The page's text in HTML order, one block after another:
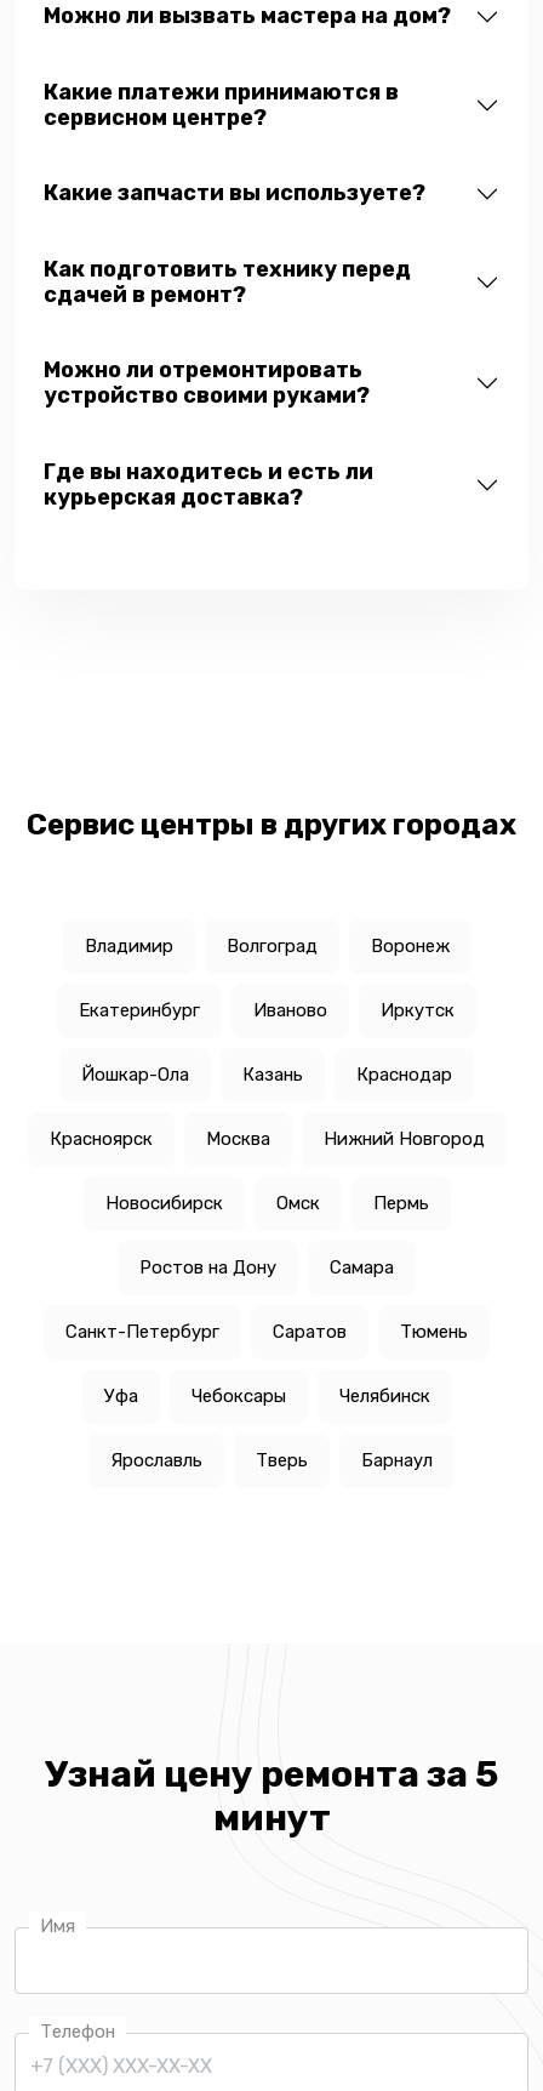
Можно ли вызвать мастера на дом?
Какие платежи принимаются в
сервисном центре?
Какие запчасти вы используете?
Как подготовить технику перед
сдачей в ремонт?
Можно ли отремонтировать
устройство своими руками?
Где вы находитесь и есть ли
курьерская доставка?
Сервис центры в других городах
Владимир Волгоград Воронеж
Екатеринбург Иваново Иркутск
Йошкар-Ола Казань Краснодар
Красноярск Москва Нижний Новгород
Новосибирск Омск Пермь
Ростов на Дону Самара
Санкт-Петербург Саратов Тюмень
Уфа Чебоксары Челябинск
Ярославль Тверь Барнаул
Узнай цену ремонта за 5
минут
Имя
Телефон